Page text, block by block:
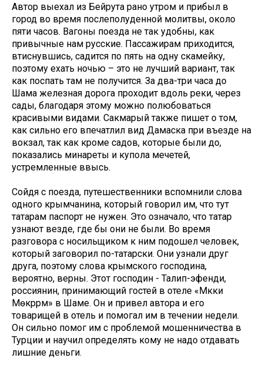
Автор выехал из Бейрута рано утром и прибыл в
город во время послеполуденной молитвы, около
пяти часов. Вагоны поезда не так удобны, как
привычные нам русские. Пассажирам приходится,
втиснувшись, садится по пять на одну скамейку,
поэтому ехать ночью – это не лучший вариант, так
как поспать там не получится. За два-три часа до
Шама железная дорога проходит вдоль реки, через
сады, благодаря этому можно полюбоваться
красивыми видами. Сакмарый также пишет о том,
как сильно его впечатлил вид Дамаска при въезде на
вокзал, так как кроме садов, которые были до,
показались минареты и купола мечетей,
устремленные ввысь.
Сойдя с поезда, путешественники вспомнили слова
одного крымчанина, который говорил им, что тут
татарам паспорт не нужен. Это означало, что татар
узнают везде, где бы они не были. Во время
разговора с носильщиком к ним подошел человек,
который заговорил по-татарски. Они узнали друг
друга, поэтому слова крымского господина,
вероятно, верны. Этот господин - Талип-эфенди,
россиянин, принимающий гостей в отеле «Мәккәи
Мөкәррәмә» в Шаме. Он и привел автора и его
товарищей в отель и помогал им в течении недели.
Он сильно помог им с проблемой мошенничества в
Турции и научил определять кому не надо отдавать
лишние деньги.